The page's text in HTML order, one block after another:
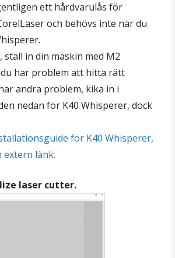
ett hårdvarulås för
och behövs inte när du
ställ in din maskin med M2
har problem att hitta rätt
andra problem, kika in i
nedan för K40 Whisperer, dock
för K40 Whisperer,
extern länk.
laser cutter.